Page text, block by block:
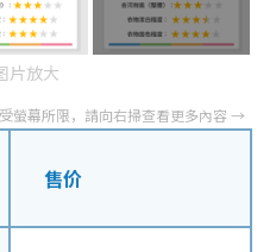
片放大
售价